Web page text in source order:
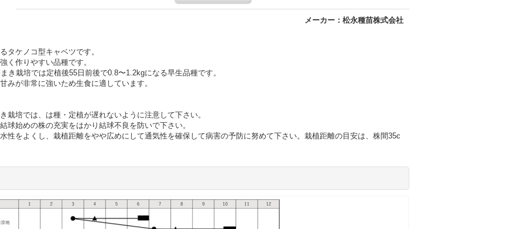
メーカー：松永種苗株式会社
タケノコ型キャベツです。
く作りやすい品種です。
き栽培では定植後55日前後で0.8〜1.2kgになる早生品種です。
みが非常に強いため生食に適しています。
栽培では、は種・定植が遅れないように注意して下さい。
球始めの株の充実をはかり結球不良を防いで下さい。
性をよくし、栽植距離をやや広めにして通気性を確保して病害の予防に努めて下さい。栽植距離の目安は、株間35c